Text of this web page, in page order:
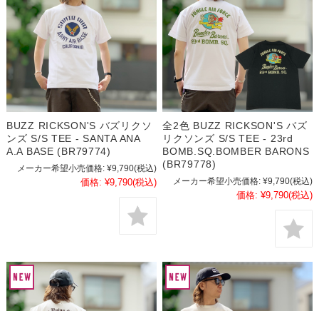
BUZZ RICKSON'S バズリクソ
ンズ S/S TEE - SANTA ANA
A.A BASE (BR79774)
メーカー希望小売価格: ¥9,790(税込)
価格: ¥9,790(税込)
全2色 BUZZ RICKSON'S バズ
リクソンズ S/S TEE - 23rd
BOMB.SQ.BOMBER BARONS
(BR79778)
メーカー希望小売価格: ¥9,790(税込)
価格: ¥9,790(税込)